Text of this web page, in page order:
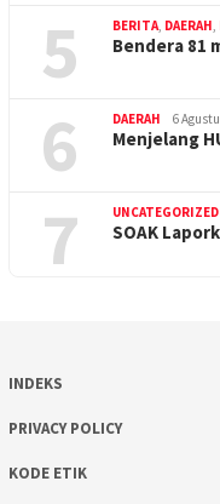
5 BERITA DAERAH
Bendera 81
6 DAERAH 6
Menjelang
7 UNCATEGORIZED
SOAK
INDEKS
PRIVACY POLICY
KODE ETIK